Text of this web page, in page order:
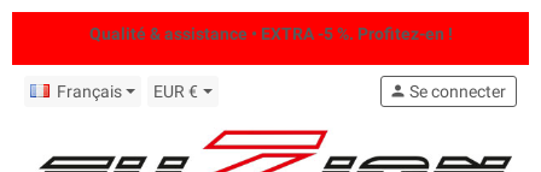
Qualité & assistance • EXTRA -5 %. Profitez-en !
Français EUR € person Se connecter